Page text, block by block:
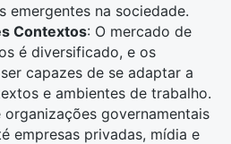
emergentes na sociedade.
Contextos: O mercado de
é diversificado, e os
capazes de se adaptar a
e ambientes de trabalho.
governamentais
empresas privadas, mídia e